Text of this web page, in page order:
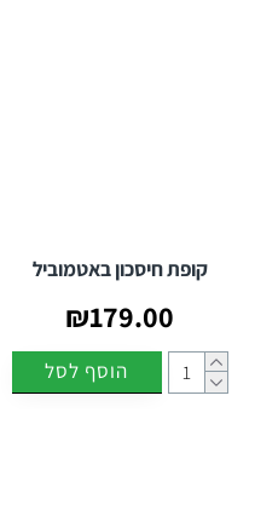
קופת חיסכון באטמוביל
₪179.00
הוסף לסל